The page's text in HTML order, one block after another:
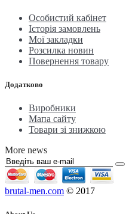
Особистий кабінет
Історія замовлень
Мої закладки
Розсилка новин
Повернення товару
Додатково
Виробники
Мапа сайту
Товари зі знижкою
More news
brutal-men.com © 2017